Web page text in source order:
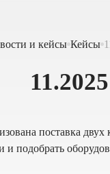
и кейсы Кейсы
поставка двух
и подобрать